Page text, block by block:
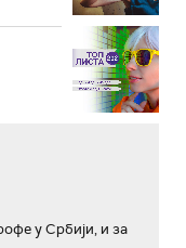
у Србији, и за